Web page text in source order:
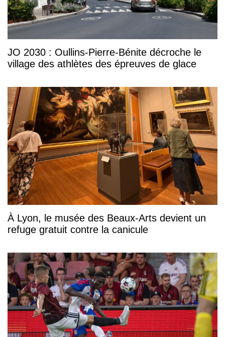
JO 2030 : Oullins-Pierre-Bénite décroche le
village des athlètes des épreuves de glace
À Lyon, le musée des Beaux-Arts devient un
refuge gratuit contre la canicule